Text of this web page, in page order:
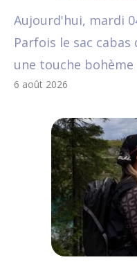
Aujourd'hui, mardi
Parfois le sac
une touche
6 août 2026